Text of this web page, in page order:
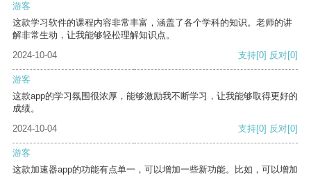
游客
这款学习软件的课程内容非常丰富，涵盖了各个学科的知识。老师的讲
解非常生动，让我能够轻松理解知识点。
2024-10-04
支持[0] 反对[0]
游客
这款app的学习氛围很浓厚，能够激励我不断学习，让我能够取得更好的
成绩。
2024-10-04
支持[0] 反对[0]
游客
这款加速器app的功能有点单一，可以增加一些新功能。比如，可以增加